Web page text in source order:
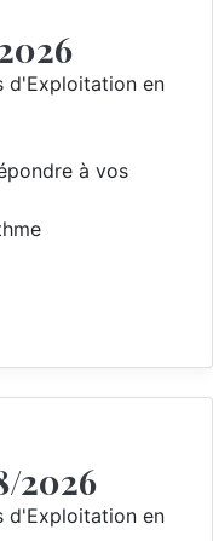
d'Exploitation en
à vos
2026
d'Exploitation en